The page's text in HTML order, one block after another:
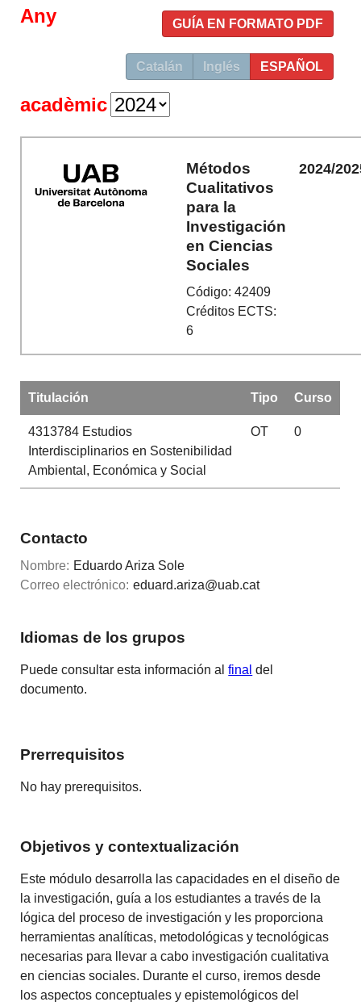
GUÍA EN FORMATO PDF
Catalán Inglés ESPAÑOL
Any
acadèmic
Métodos
Cualitativos
para la
Investigación
en Ciencias
Sociales
Código: 42409
Créditos ECTS:
6
2024/
Titulación Tipo Curso
4313784Estudios
Interdisciplinarios en Sostenibilidad
Ambiental, Económica y Social
OT 0
Contacto
Nombre: Eduardo Ariza Sole
Correo electrónico: eduard.ariza@uab.cat
Idiomas de los grupos
Puede consultar esta información alfinal del
documento.
Prerrequisitos
No hay prerequisitos.
Objetivos y contextualización
Este módulo desarrolla las capacidades en el diseño de
la investigación, guía a los estudiantes a través de la
lógica del proceso de investigación y les proporciona
herramientas analíticas, metodológicas y tecnológicas
necesarias para llevar a cabo investigación cualitativa
en ciencias sociales. Durante el curso, iremos desde
los aspectos conceptuales y epistemológicos del